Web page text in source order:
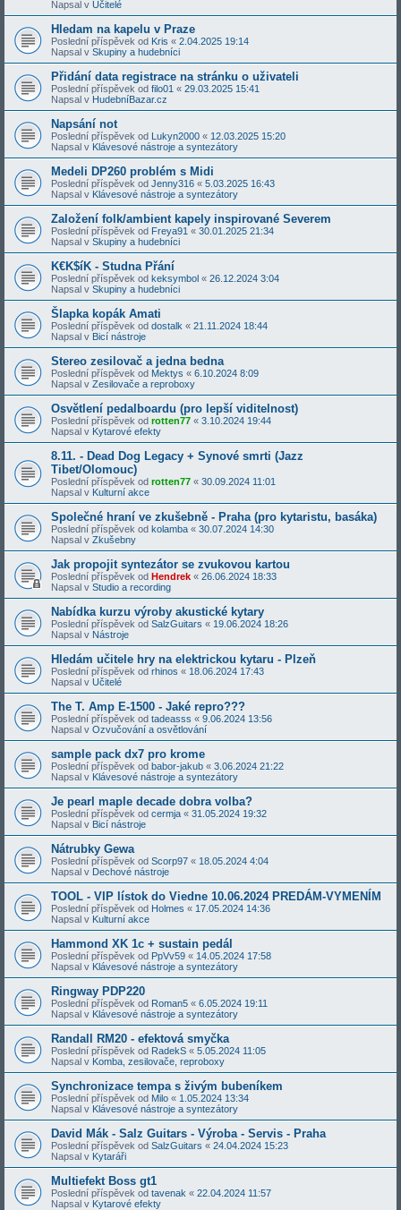
Napsal v Učitelé
Hledam na kapelu v Praze
Poslední příspěvek od Kris « 2.04.2025 19:14
Napsal v Skupiny a hudebníci
Přidání data registrace na stránku o uživateli
Poslední příspěvek od filo01 « 29.03.2025 15:41
Napsal v HudebníBazar.cz
Napsání not
Poslední příspěvek od Lukyn2000 « 12.03.2025 15:20
Napsal v Klávesové nástroje a syntezátory
Medeli DP260 problém s Midi
Poslední příspěvek od Jenny316 « 5.03.2025 16:43
Napsal v Klávesové nástroje a syntezátory
Založení folk/ambient kapely inspirované Severem
Poslední příspěvek od Freya91 « 30.01.2025 21:34
Napsal v Skupiny a hudebníci
K€K$íK - Studna Přání
Poslední příspěvek od keksymbol « 26.12.2024 3:04
Napsal v Skupiny a hudebníci
Šlapka kopák Amati
Poslední příspěvek od dostalk « 21.11.2024 18:44
Napsal v Bicí nástroje
Stereo zesilovač a jedna bedna
Poslední příspěvek od Mektys « 6.10.2024 8:09
Napsal v Zesilovače a reproboxy
Osvětlení pedalboardu (pro lepší viditelnost)
Poslední příspěvek od rotten77 « 3.10.2024 19:44
Napsal v Kytarové efekty
8.11. - Dead Dog Legacy + Synové smrti (Jazz
Tibet/Olomouc)
Poslední příspěvek od rotten77 « 30.09.2024 11:01
Napsal v Kulturní akce
Společné hraní ve zkušebně - Praha (pro kytaristu, basáka)
Poslední příspěvek od kolamba « 30.07.2024 14:30
Napsal v Zkušebny
Jak propojit syntezátor se zvukovou kartou
Poslední příspěvek od Hendrek « 26.06.2024 18:33
Napsal v Studio a recording
Nabídka kurzu výroby akustické kytary
Poslední příspěvek od SalzGuitars « 19.06.2024 18:26
Napsal v Nástroje
Hledám učitele hry na elektrickou kytaru - Plzeň
Poslední příspěvek od rhinos « 18.06.2024 17:43
Napsal v Učitelé
The T. Amp E-1500 - Jaké repro???
Poslední příspěvek od tadeasss « 9.06.2024 13:56
Napsal v Ozvučování a osvětlování
sample pack dx7 pro krome
Poslední příspěvek od babor-jakub « 3.06.2024 21:22
Napsal v Klávesové nástroje a syntezátory
Je pearl maple decade dobra volba?
Poslední příspěvek od cermja « 31.05.2024 19:32
Napsal v Bicí nástroje
Nátrubky Gewa
Poslední příspěvek od Scorp97 « 18.05.2024 4:04
Napsal v Dechové nástroje
TOOL - VIP lístok do Viedne 10.06.2024 PREDÁM-VYMENÍM
Poslední příspěvek od Holmes « 17.05.2024 14:36
Napsal v Kulturní akce
Hammond XK 1c + sustain pedál
Poslední příspěvek od PpVv59 « 14.05.2024 17:58
Napsal v Klávesové nástroje a syntezátory
Ringway PDP220
Poslední příspěvek od Roman5 « 6.05.2024 19:11
Napsal v Klávesové nástroje a syntezátory
Randall RM20 - efektová smyčka
Poslední příspěvek od RadekS « 5.05.2024 11:05
Napsal v Komba, zesilovače, reproboxy
Synchronizace tempa s živým bubeníkem
Poslední příspěvek od Milo « 1.05.2024 13:34
Napsal v Klávesové nástroje a syntezátory
David Mák - Salz Guitars - Výroba - Servis - Praha
Poslední příspěvek od SalzGuitars « 24.04.2024 15:23
Napsal v Kytaráři
Multiefekt Boss gt1
Poslední příspěvek od tavenak « 22.04.2024 11:57
Napsal v Kytarové efekty